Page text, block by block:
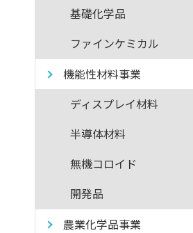
基礎化学品
ファインケミカル
機能性材料事業
ディスプレイ材料
半導体材料
無機コロイド
開発品
農業化学品事業